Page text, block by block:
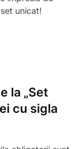
unicat!
la „Set
cu sigla